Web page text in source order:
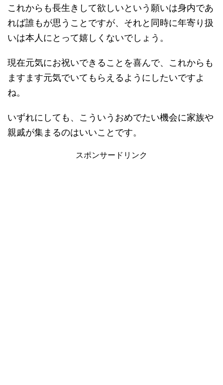
これからも長生きして欲しいという願いは身内であ
れば誰もが思うことですが、それと同時に年寄り扱
いは本人にとって嬉しくないでしょう。
現在元気にお祝いできることを喜んで、これからも
ますます元気でいてもらえるようにしたいですよ
ね。
いずれにしても、こういうおめでたい機会に家族や
親戚が集まるのはいいことです。
スポンサードリンク